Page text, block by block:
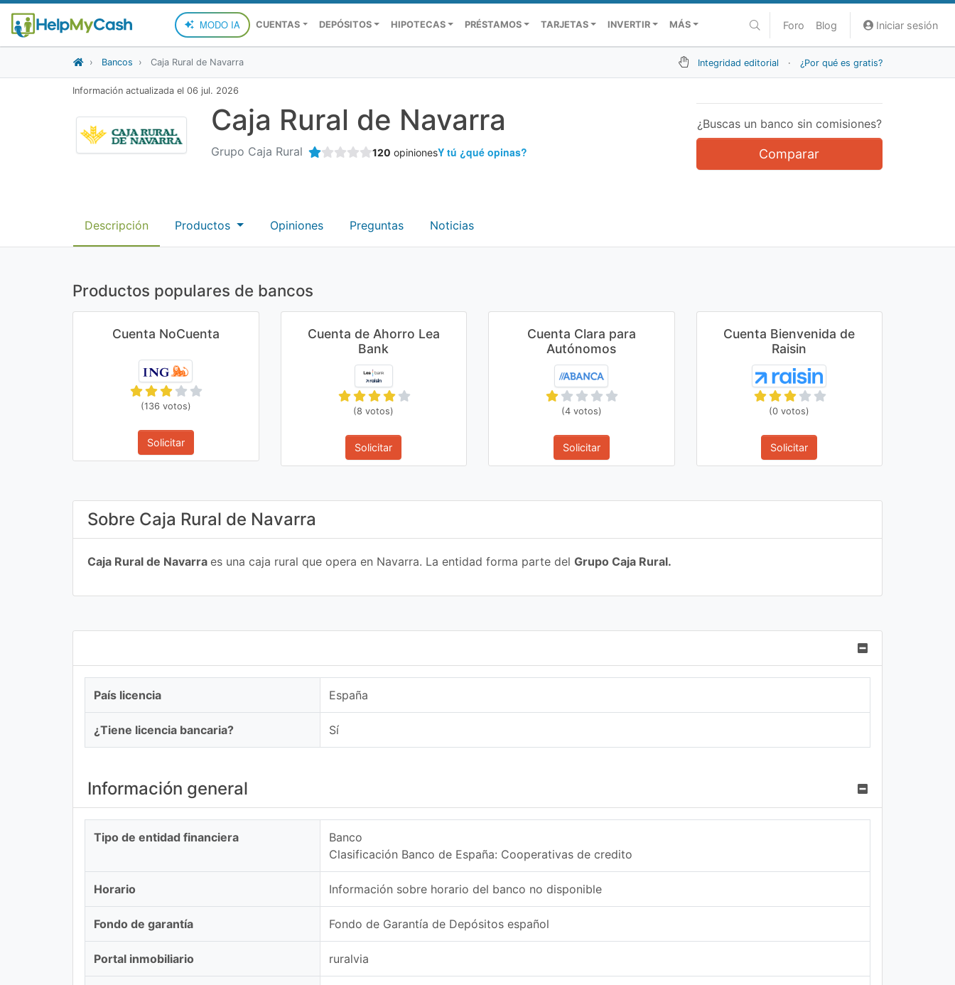
MODO IA CUENTAS DEPÓSITOS HIPOTECAS PRÉSTAMOS TARJETAS INVERTIR MÁS Foro Blog Iniciar sesión
Integridad editorial · ¿Por qué es gratis?
Bancos Caja Rural de Navarra
Información actualizada el 06 jul. 2026
Caja Rural de Navarra
Grupo Caja Rural 120 opinionesY tú ¿qué opinas?
¿Buscas un banco sin comisiones?
Comparar
Descripción Productos Opiniones Preguntas Noticias
Productos populares de bancos
Cuenta NoCuenta
(136 votos)
Solicitar
Cuenta de Ahorro Lea
Bank
(8 votos)
Solicitar
Cuenta Clara para
Autónomos
(4 votos)
Solicitar
Cuenta Bienvenida de
Raisin
(0 votos)
Solicitar
Sobre Caja Rural de Navarra
Caja Rural de Navarra es una caja rural que opera en Navarra. La entidad forma parte del Grupo Caja Rural.
País licencia España
¿Tiene licencia bancaria? Sí
Información general
Tipo de entidad financiera
Banco
Clasificación Banco de España: Cooperativas de credito
Horario Información sobre horario del banco no disponible
Fondo de garantía Fondo de Garantía de Depósitos español
Portal inmobiliario ruralvia